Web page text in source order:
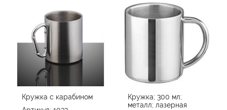
ПРОИЗВОДИТЕЛЬ
Happy gifts
Без бренда
ЦВЕТ
Кружка с карабином
Кружка; 300 мл;
металл; лазерная